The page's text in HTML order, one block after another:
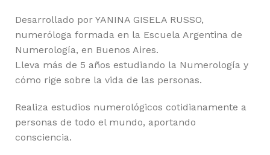
Desarrollado por YANINA GISELA RUSSO,
numeróloga formada en la Escuela Argentina de
Numerología, en Buenos Aires.
Lleva más de 5 años estudiando la Numerología y
cómo rige sobre la vida de las personas.
Realiza estudios numerológicos cotidianamente a
personas de todo el mundo, aportando
consciencia.